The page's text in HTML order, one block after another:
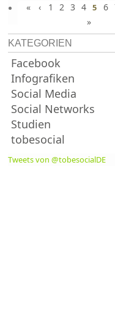
Juni 2014(8)
« ‹ 1 2 3 4 5 6
»
KATEGORIEN
Facebook
Infografiken
Social Media
Social Networks
Studien
tobesocial
Tweets von @tobesocialDE